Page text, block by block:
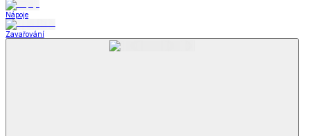
Nápoje
Zavařování